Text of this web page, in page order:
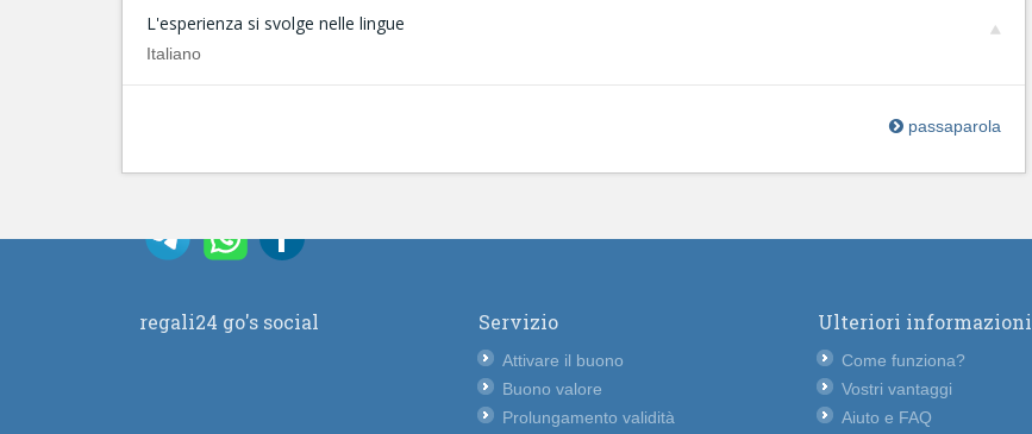
L'esperienza si svolge nelle lingue
Italiano
passaparola
regali24 go's social Servizio
Attivare il buono
Buono valore
Prolungamento validità
Ulteriori informazioni
Come funziona?
Vostri vantaggi
Aiuto e FAQ